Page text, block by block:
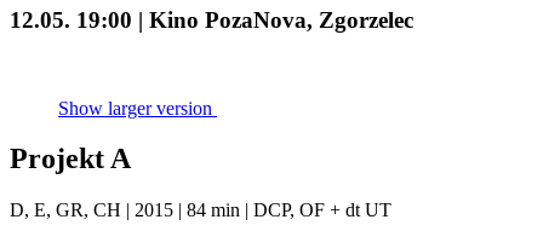
12.05. 19:00 | Kino PozaNova, Zgorzelec
Show larger version
Projekt A
D, E, GR, CH | 2015 | 84 min | DCP, OF + dt UT